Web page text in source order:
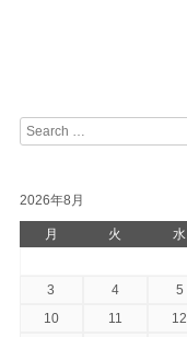
Search
2026年8月
月 火 水
3
4 5
10
11 12